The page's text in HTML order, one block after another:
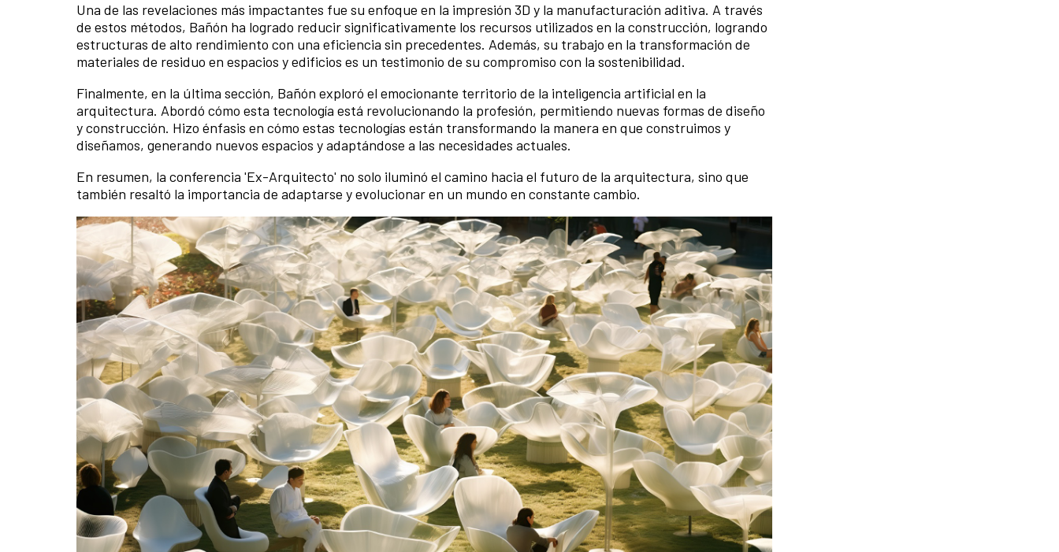
Una de las revelaciones más impactantes fue su enfoque en la impresión 3D y la manufacturación aditiva. A través
de estos métodos, Bañón ha logrado reducir significativamente los recursos utilizados en la construcción, logrando
estructuras de alto rendimiento con una eficiencia sin precedentes. Además, su trabajo en la transformación de
materiales de residuo en espacios y edificios es un testimonio de su compromiso con la sostenibilidad.
Finalmente, en la última sección, Bañón exploró el emocionante territorio de la inteligencia artificial en la
arquitectura. Abordó cómo esta tecnología está revolucionando la profesión, permitiendo nuevas formas de diseño
y construcción. Hizo énfasis en cómo estas tecnologías están transformando la manera en que construimos y
diseñamos, generando nuevos espacios y adaptándose a las necesidades actuales.
En resumen, la conferencia 'Ex-Arquitecto' no solo iluminó el camino hacia el futuro de la arquitectura, sino que
también resaltó la importancia de adaptarse y evolucionar en un mundo en constante cambio.